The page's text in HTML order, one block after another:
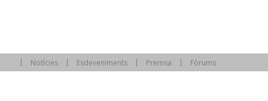
Notícies Esdeveniments Premsa Fòrums